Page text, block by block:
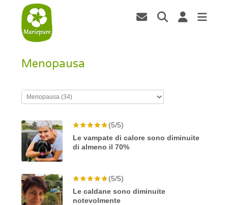
Menopausa
(5/5)
Le vampate di calore sono diminuite
di almeno il 70%
(5/5)
Le caldane sono diminuite
notevolmente